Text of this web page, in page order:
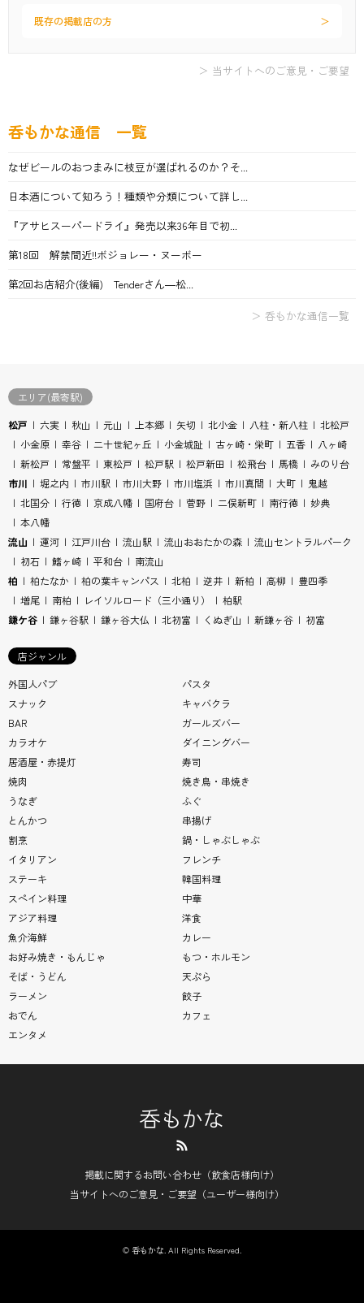
既存の掲載店の方
＞ 当サイトへのご意見・ご要望
呑もかな通信 一覧
なぜビールのおつまみに枝豆が選ばれるのか？そ...
日本酒について知ろう！種類や分類について詳し...
『アサヒスーパードライ』発売以来36年目で初...
第18回 解禁間近!!ボジョレー・ヌーボー
第2回お店紹介(後編) Tenderさん―松...
＞ 呑もかな通信一覧
エリア(最寄駅)
松戸
六実 秋山 元山 上本郷 矢切 北小金 八柱・新八柱
北松戸
小金原
幸谷 二十世紀ヶ丘 小金城趾 古ヶ崎・栄町 五香
八ヶ崎
新松戸
常盤平 東松戸 松戸駅 松戸新田 松飛台 馬橋
みのり台
市川
堀之内 市川駅 市川大野 市川塩浜 市川真間 大町
鬼越
北国分
行徳 京成八幡 国府台 菅野 二俣新町 南行徳
妙典
本八幡
流山
運河 江戸川台 流山駅 流山おおたかの森
流山セントラルパーク
初石
鰭ヶ崎 平和台
南流山
柏
柏たなか 柏の葉キャンパス 北柏 逆井 新柏 高柳
豊四季
増尾
南柏 レイソルロード（三小通り）
柏駅
鎌ケ谷
鎌ヶ谷駅 鎌ヶ谷大仏 北初富 くぬぎ山 新鎌ヶ谷 初富
店ジャンル
外国人パブ
パスタ
スナック
キャバクラ
BAR
ガールズバー
カラオケ
ダイニングバー
居酒屋・赤提灯
寿司
焼肉
焼き鳥・串焼き
うなぎ
ふぐ
とんかつ
串揚げ
割烹
鍋・しゃぶしゃぶ
イタリアン
フレンチ
ステーキ
韓国料理
スペイン料理
中華
アジア料理
洋食
魚介海鮮
カレー
お好み焼き・もんじゃ
もつ・ホルモン
そば・うどん
天ぷら
ラーメン
餃子
おでん
カフェ
エンタメ
呑もかな
掲載に関するお問い合わせ（飲食店様向け）
当サイトへのご意見・ご要望（ユーザー様向け）
© 呑もかな. All Rights Reserved.